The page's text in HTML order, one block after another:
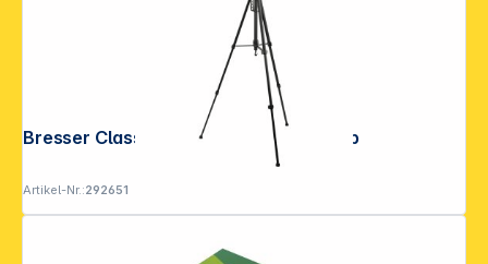
Bresser Classic 70/350 Linsenteleskop
Artikel-Nr.:292651